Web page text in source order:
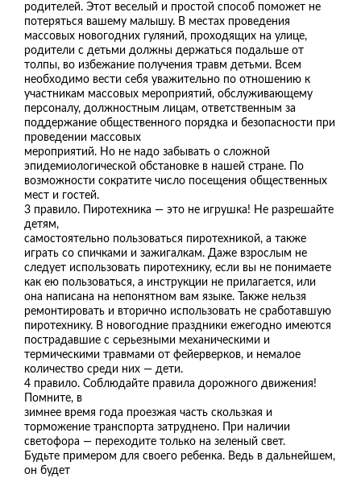
родителей. Этот веселый и простой способ поможет не
потеряться вашему малышу. В местах проведения
массовых новогодних гуляний, проходящих на улице,
родители с детьми должны держаться подальше от
толпы, во избежание получения травм детьми. Всем
необходимо вести себя уважительно по отношению к
участникам массовых мероприятий, обслуживающему
персоналу, должностным лицам, ответственным за
поддержание общественного порядка и безопасности при
проведении массовых
мероприятий. Но не надо забывать о сложной
эпидемиологической обстановке в нашей стране. По
возможности сократите число посещения общественных
мест и гостей.
3 правило. Пиротехника — это не игрушка! Не разрешайте
детям,
самостоятельно пользоваться пиротехникой, а также
играть со спичками и зажигалкам. Даже взрослым не
следует использовать пиротехнику, если вы не понимаете
как ею пользоваться, а инструкции не прилагается, или
она написана на непонятном вам языке. Также нельзя
ремонтировать и вторично использовать не сработавшую
пиротехнику. В новогодние праздники ежегодно имеются
пострадавшие с серьезными механическими и
термическими травмами от фейерверков, и немалое
количество среди них — дети.
4 правило. Соблюдайте правила дорожного движения!
Помните, в
зимнее время года проезжая часть скользкая и
торможение транспорта затруднено. При наличии
светофора — переходите только на зеленый свет.
Будьте примером для своего ребенка. Ведь в дальнейшем,
он будет